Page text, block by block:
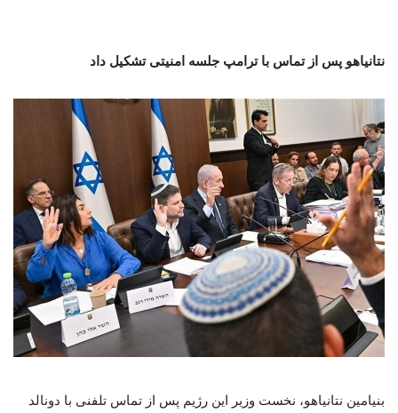
نتانیاهو پس از تماس با ترامپ جلسه امنیتی تشکیل داد
بنیامین نتانیاهو، نخست ‌وزیر این رژیم پس از تماس تلفنی با دونالد